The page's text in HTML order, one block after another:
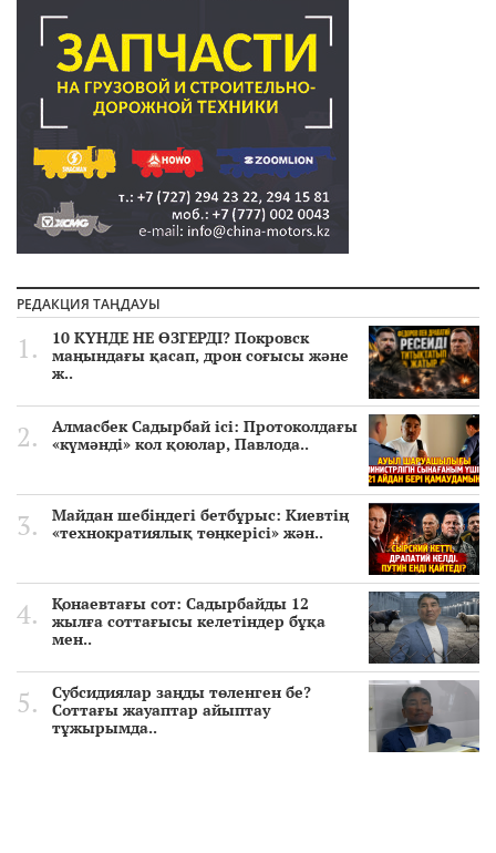
РЕДАКЦИЯ ТАҢДАУЫ
10 КҮНДЕ НЕ ӨЗГЕРДІ? Покровск
маңындағы қасап, дрон соғысы және
ж..
Алмасбек Садырбай ісі: Протоколдағы
«күмәнді» кол қоюлар, Павлода..
Майдан шебіндегі бетбұрыс: Киевтің
«технократиялық төңкерісі» жән..
Қонаевтағы сот: Садырбайды 12
жылға соттағысы келетіндер бұқа
мен..
Субсидиялар заңды төленген бе?
Соттағы жауаптар айыптау
тұжырымда..